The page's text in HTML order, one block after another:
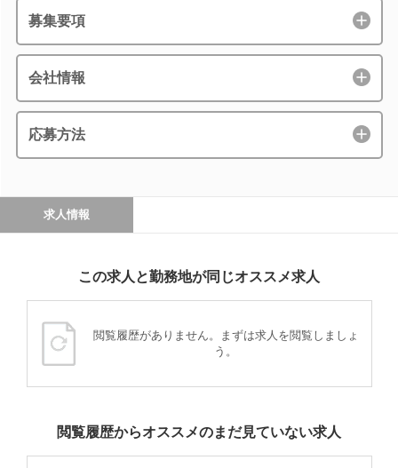
募集要項
会社情報
応募方法
求人情報
この求人と勤務地が同じオススメ求人
閲覧履歴がありません。まずは求人を閲覧しましょ
う。
閲覧履歴からオススメのまだ見ていない求人